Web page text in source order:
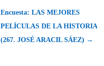
Encuesta: LAS MEJORES
PELÍCULAS DE LA HISTORIA
(267. JOSÉ ARACIL SÁEZ) →